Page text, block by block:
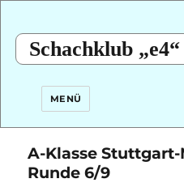
Schachklub
MENÜ
A-Klasse
Runde 6/9